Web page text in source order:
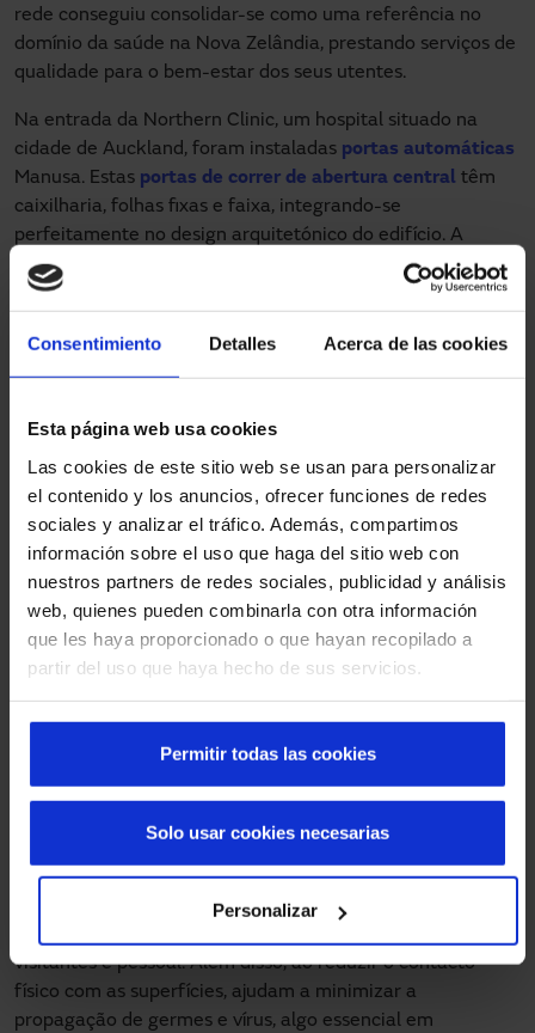
Consentimiento Detalles Acerca de las cookies
Esta página web usa cookies
Las cookies de este sitio web se usan para personalizar
el contenido y los anuncios, ofrecer funciones de redes
sociales y analizar el tráfico. Además, compartimos
información sobre el uso que haga del sitio web con
nuestros partners de redes sociales, publicidad y análisis
web, quienes pueden combinarla con otra información
que les haya proporcionado o que hayan recopilado a
partir del uso que haya hecho de sus servicios.
Permitir todas las cookies
Personalizar
Solo usar cookies necesarias
rede conseguiu consolidar-se como uma referência no
domínio da saúde na Nova Zelândia, prestando serviços de
qualidade para o bem-estar dos seus utentes.
Na entrada da Northern Clinic, um hospital situado na
cidade de Auckland, foram instaladas portas automáticas
Manusa. Estas portas de correr de abertura central têm
caixilharia, folhas fixas e faixa, integrando-se
perfeitamente no design arquitetónico do edifício. A
fachada da clínica apresenta um estilo de grelha formada
por perfis e vidros, permitindo que a luz natural do exterior
acolhedoreenergeticamente eficiente.
portas automáticas
tornaram-se uma opção muito
hospitais. A sua instalação facilita o acesso a todo o tipo
de pessoas, incluindo com mobilidade reduzida,
visitantes e pessoal. Além disso, ao reduzir o contacto
físico com as superfícies, ajudam a minimizar a
propagação de germes e vírus, algo essencial em